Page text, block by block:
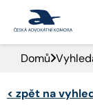
PORTÁL ČAK
DOMŮ
Domů
< zpět na